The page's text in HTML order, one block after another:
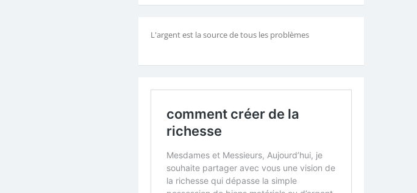
L'argent est la source de tous les problèmes